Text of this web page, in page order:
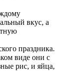
вкус, а
праздника.
виде они с
рис, и яйца,